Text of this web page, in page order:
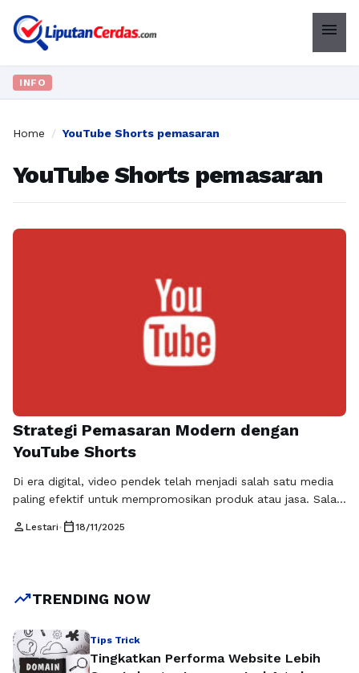
menu
INFO
Home / YouTube Shorts pemasaran
YouTube Shorts pemasaran
Strategi Pemasaran Modern dengan
YouTube Shorts
Di era digital, video pendek telah menjadi salah satu media
paling efektif untuk mempromosikan produk atau jasa. Salah
memungkinkan pembuatan video singkat berdurasi kurang
person Lestari• calendar_today18/11/2025
trending_upTRENDING NOW
Tips Trick
Tingkatkan Performa Website Lebih